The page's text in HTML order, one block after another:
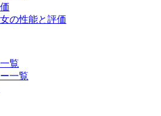
の性能と評価
覧
一覧